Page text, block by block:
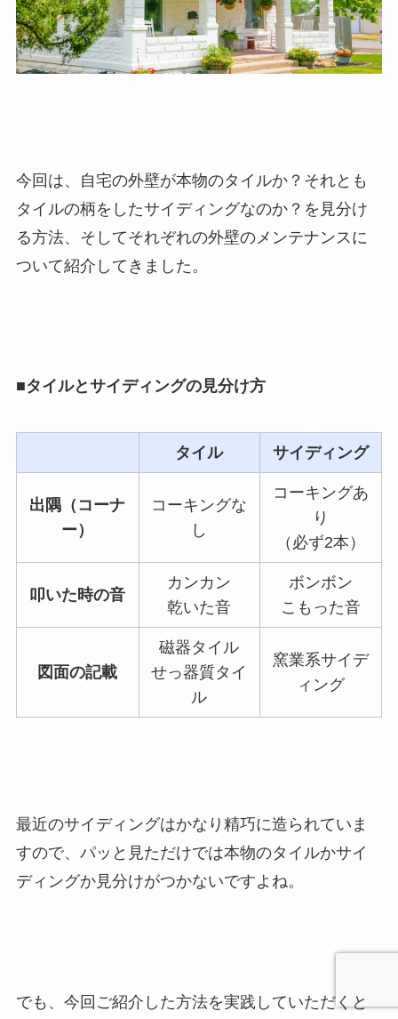
今回は、自宅の外壁が本物のタイルか？それとも
タイルの柄をしたサイディングなのか？を見分け
る方法、そしてそれぞれの外壁のメンテナンスに
ついて紹介してきました。
■タイルとサイディングの見分け方
タイル サイディング
出隅（コーナ
ー）
コーキングな
し
コーキングあ
り
（必ず2本）
叩いた時の音
カンカン
乾いた音
ボンボン
こもった音
図面の記載
磁器タイル
せっ器質タイ
ル
窯業系サイデ
ィング
最近のサイディングはかなり精巧に造られていま
すので、パッと見ただけでは本物のタイルかサイ
ディングか見分けがつかないですよね。
でも、今回ご紹介した方法を実践していただくと